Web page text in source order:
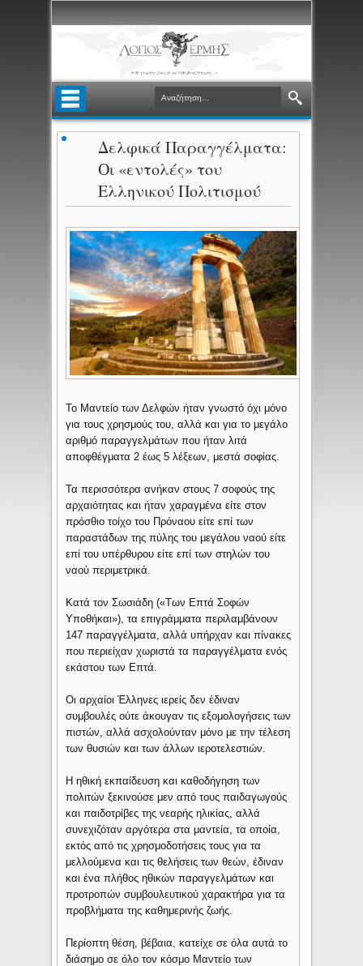
Δελφικά Παραγγέλματα:
Οι «εντολές» του
Ελληνικού Πολιτισμού
Το Μαντείο των Δελφών ήταν γνωστό όχι μόνο
για τους χρησμούς του, αλλά και για το μεγάλο
αριθμό παραγγελμάτων που ήταν λιτά
αποφθέγματα 2 έως 5 λέξεων, μεστά σοφίας.
Τα περισσότερα ανήκαν στους 7 σοφούς της
αρχαιότητας και ήταν χαραγμένα είτε στον
πρόσθιο τοίχο του Πρόναου είτε επί των
παραστάδων της πύλης του μεγάλου ναού είτε
επί του υπέρθυρου είτε επί των στηλών του
ναού περιμετρικά.
Κατά τον Σωσιάδη («Των Επτά Σοφών
Υποθήκαι»), τα επιγράμματα περιλαμβάνουν
147 παραγγέλματα, αλλά υπήρχαν και πίνακες
που περιείχαν χωριστά τα παραγγέλματα ενός
εκάστου των Επτά.
Οι αρχαίοι Έλληνες ιερείς δεν έδιναν
συμβουλές ούτε άκουγαν τις εξομολογήσεις των
πιστών, αλλά ασχολούνταν μόνο με την τέλεση
των θυσιών και των άλλων ιεροτελεστιών.
Η ηθική εκπαίδευση και καθοδήγηση των
πολιτών ξεκινούσε μεν από τους παιδαγωγούς
και παιδοτρίβες της νεαρής ηλικίας, αλλά
συνεχιζόταν αργότερα στα μαντεία, τα οποία,
εκτός από τις χρησμοδοτήσεις τους για τα
μελλούμενα και τις θελήσεις των θεών, έδιναν
και ένα πλήθος ηθικών παραγγελμάτων και
προτροπών συμβουλευτικού χαρακτήρα για τα
προβλήματα της καθημερινής ζωής.
Περίoπτη θέση, βέβαια, κατείχε σε όλα αυτά το
διάσημο σε όλο τον κόσμο Μαντείο των